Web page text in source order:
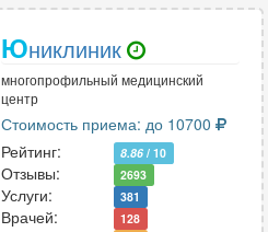
Юниклиник
многопрофильный медицинский
центр
Стоимость приема: до 10700
Рейтинг:
8.86 / 10
Отзывы: 2693
Услуги: 381
Врачей: 128